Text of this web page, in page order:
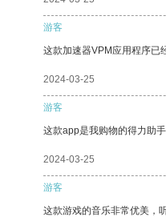
游客
这款加速器VPM应用程序已
2024-03-25
游客
这款app是我购物的得力助
2024-03-25
游客
这款游戏的音乐非常优美，